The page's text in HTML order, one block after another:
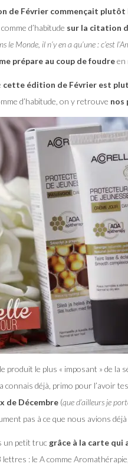
de Février commençait plutôt
d’habitude sur la citation
le Monde, il n’y en a qu’une : c’est
prépare au coup de foudreen
cette édition de Février est
d’habitude, on y retrouve nos
produit le plus « imposant » de la
connais déjà, primo pour l’avoir
de Décembre (que d’ailleurs je
pas à ce que nous avions
un petit truc grâce à la carte qui
: le A comme